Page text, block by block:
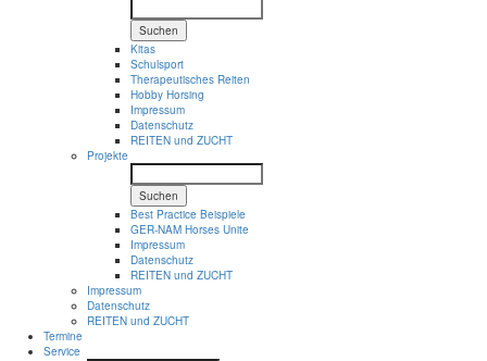
Suchen
Kitas
Schulsport
Therapeutisches Reiten
Hobby Horsing
Impressum
Datenschutz
REITEN und ZUCHT
Projekte
Suchen
Best Practice Beispiele
GER-NAM Horses Unite
Impressum
Datenschutz
REITEN und ZUCHT
Impressum
Datenschutz
REITEN und ZUCHT
Termine
Service